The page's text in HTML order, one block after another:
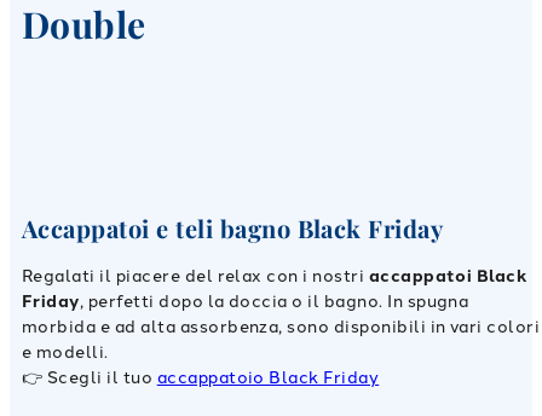
Double
Accappatoi e teli bagno Black Friday
Regalati il piacere del relax con i nostri accappatoi Black
Friday, perfetti dopo la doccia o il bagno. In spugna
morbida e ad alta assorbenza, sono disponibili in vari colori
e modelli.
👉 Scegli il tuo accappatoio Black Friday